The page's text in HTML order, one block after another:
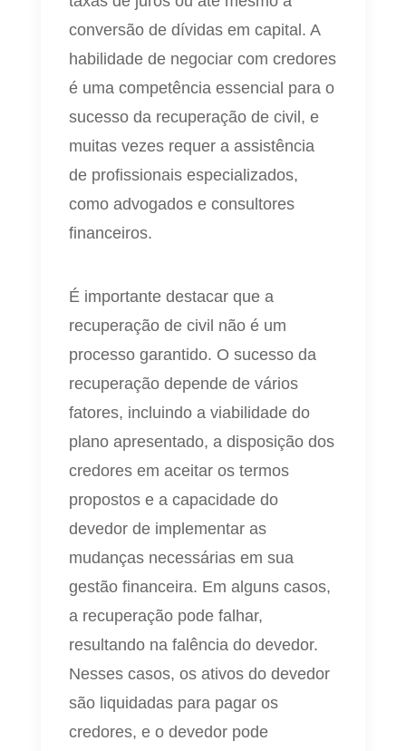
conversão de dívidas em capital. A
habilidade de negociar com credores
é uma competência essencial para o
sucesso da recuperação de civil, e
muitas vezes requer a assistência
de profissionais especializados,
como advogados e consultores
financeiros.
É importante destacar que a
recuperação de civil não é um
processo garantido. O sucesso da
recuperação depende de vários
fatores, incluindo a viabilidade do
plano apresentado, a disposição dos
credores em aceitar os termos
propostos e a capacidade do
devedor de implementar as
mudanças necessárias em sua
gestão financeira. Em alguns casos,
a recuperação pode falhar,
resultando na falência do devedor.
Nesses casos, os ativos do devedor
são liquidadas para pagar os
credores, e o devedor pode